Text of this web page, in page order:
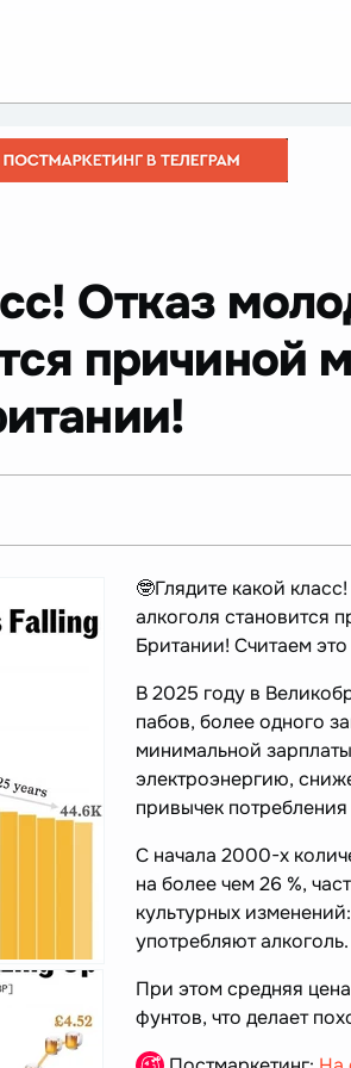
Отказ
причиной
🤓Глядите какой
алкоголя становится
Британии! Считаем
В 2025 году в
пабов, более одного
минимальной
электроэнергию,
привычек потребления
С начала 2000-х
на более чем 26 %,
культурных
употребляют алкоголь.
При этом средняя
фунтов, что делает